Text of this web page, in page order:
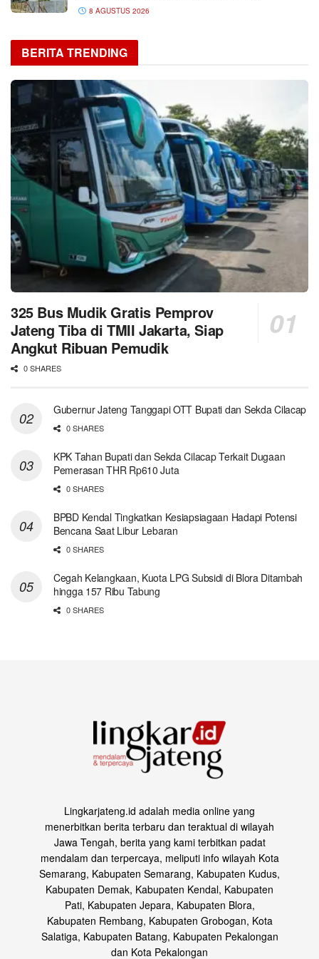
8 AGUSTUS 2026
BERITA TRENDING
325 Bus Mudik Gratis Pemprov
Jateng Tiba di TMII Jakarta, Siap
Angkut Ribuan Pemudik
0 SHARES
Gubernur Jateng Tanggapi OTT Bupati dan Sekda Cilacap
0 SHARES
KPK Tahan Bupati dan Sekda Cilacap Terkait Dugaan
Pemerasan THR Rp610 Juta
0 SHARES
BPBD Kendal Tingkatkan Kesiapsiagaan Hadapi Potensi
Bencana Saat Libur Lebaran
0 SHARES
Cegah Kelangkaan, Kuota LPG Subsidi di Blora Ditambah
hingga 157 Ribu Tabung
0 SHARES
Lingkarjateng.id adalah media online yang
menerbitkan berita terbaru dan teraktual di wilayah
Jawa Tengah, berita yang kami terbitkan padat
mendalam dan terpercaya, meliputi info wilayah Kota
Semarang, Kabupaten Semarang, Kabupaten Kudus,
Kabupaten Demak, Kabupaten Kendal, Kabupaten
Pati, Kabupaten Jepara, Kabupaten Blora,
Kabupaten Rembang, Kabupaten Grobogan, Kota
Salatiga, Kabupaten Batang, Kabupaten Pekalongan
dan Kota Pekalongan